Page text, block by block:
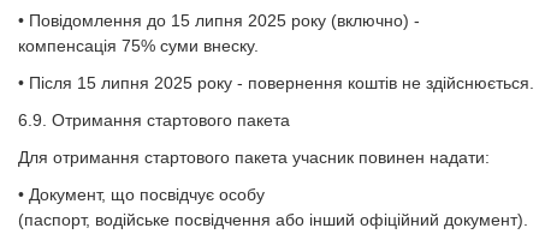
• Повідомлення до 15 липня 2025 року (включно) -
компенсація 75% суми внеску.
• Після 15 липня 2025 року - повернення коштів не здійснюється.
6.9. Отримання стартового пакета
Для отримання стартового пакета учасник повинен надати:
• Документ, що посвідчує особу
(паспорт, водійське посвідчення або інший офіційний документ).